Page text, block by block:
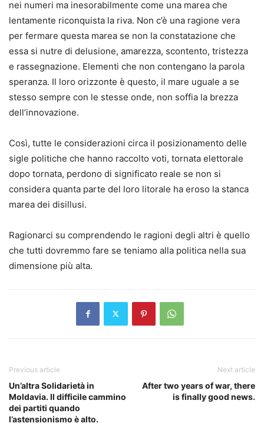
nei numeri ma inesorabilmente come una marea che
lentamente riconquista la riva. Non c’è una ragione vera
per fermare questa marea se non la constatazione che
essa si nutre di delusione, amarezza, scontento, tristezza
e rassegnazione. Elementi che non contengano la parola
speranza. Il loro orizzonte è questo, il mare uguale a se
stesso sempre con le stesse onde, non soffia la brezza
dell’innovazione.
Così, tutte le considerazioni circa il posizionamento delle
sigle politiche che hanno raccolto voti, tornata elettorale
dopo tornata, perdono di significato reale se non si
considera quanta parte del loro litorale ha eroso la stanca
marea dei disillusi.
Ragionarci su comprendendo le ragioni degli altri è quello
che tutti dovremmo fare se teniamo alla politica nella sua
dimensione più alta.
Previous article
Un’altra Solidarietà in
Moldavia. Il difficile cammino
dei partiti quando
l’astensionismo è alto.
Next article
After two years of war, there
is finally good news.